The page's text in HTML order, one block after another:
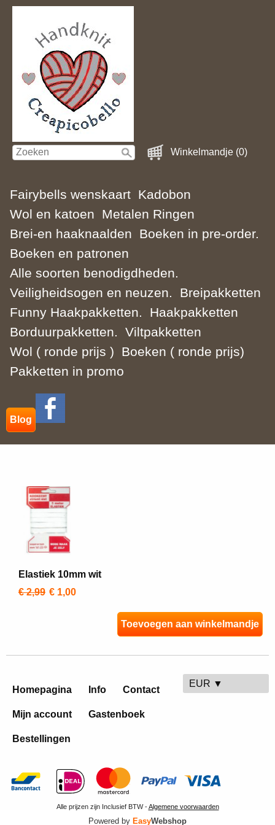
Winkelmandje (0)
Fairybells wenskaart Kadobon
Wol en katoen
Metalen Ringen
Brei-en haaknaalden
Boeken in pre-order.
Boeken en patronen
Alle soorten benodigdheden.
Veiligheidsogen en neuzen.
Breipakketten
Funny Haakpakketten.
Haakpakketten
Borduurpakketten.
Viltpakketten
Wol ( ronde prijs )
Boeken ( ronde prijs)
Pakketten in promo
Blog
Elastiek 10mm wit
€ 2,99 € 1,00
Toevoegen aan winkelmandje
Homepagina Info Contact
Mijn account Gastenboek
Bestellingen
EUR ▼
Alle prijzen zijn Inclusief BTW -Algemene voorwaarden
Powered by EasyWebshop